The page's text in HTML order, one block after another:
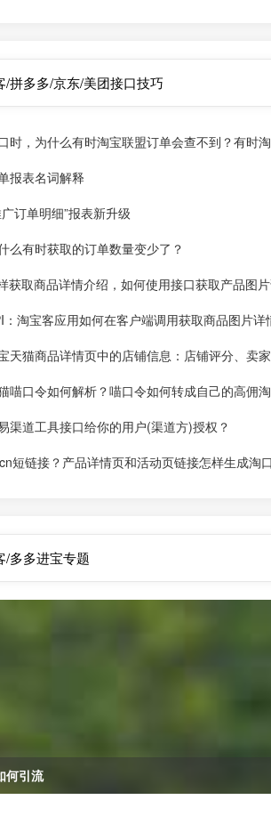
/拼多多/京东/美团接口技巧
时，为什么有时淘宝联盟订单会查不到？有时
报表名词解释
订单明细”报表新升级
么有时获取的订单数量变少了？
获取商品详情介绍，如何使用接口获取产品图
：淘宝客应用如何在客户端调用获取商品图片详
天猫商品详情页中的店铺信息：店铺评分、卖
喵口令如何解析？喵口令如何转成自己的高佣
渠道工具接口给你的用户(渠道方)授权？
短链接？产品详情页和活动页链接怎样生成淘
/多多进宝专题
何引流